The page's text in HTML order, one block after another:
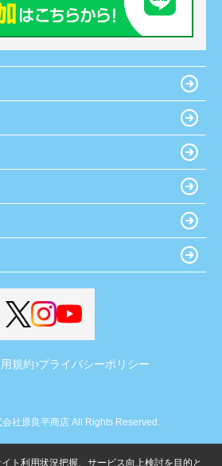
規約 プライバシーポリシー
社原良平商店 All Rights Reserved.
ト利用状況把握、サービス向上検討を目的と